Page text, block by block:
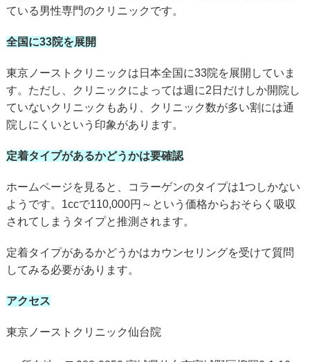
ている男性専門のクリニックです。
全国に33院を展開
東京ノーストクリニックは日本全国に33院を展開していま
す。ただし、クリニックによっては週に2日だけしか開院し
ていないクリニックもあり、クリニック数が多い割には通
院しにくいという印象があります。
定着タイプがあるかどうかは要確認
ホームページを見ると、コラーゲンのタイプは1つしかない
ようです。1ccで110,000円～という価格からおそらく吸収
されてしまうタイプと推測されます。
定着タイプがあるかどうかはカウンセリングを受けて質問
してみる必要があります。
アクセス
東京ノーストクリニック仙台院